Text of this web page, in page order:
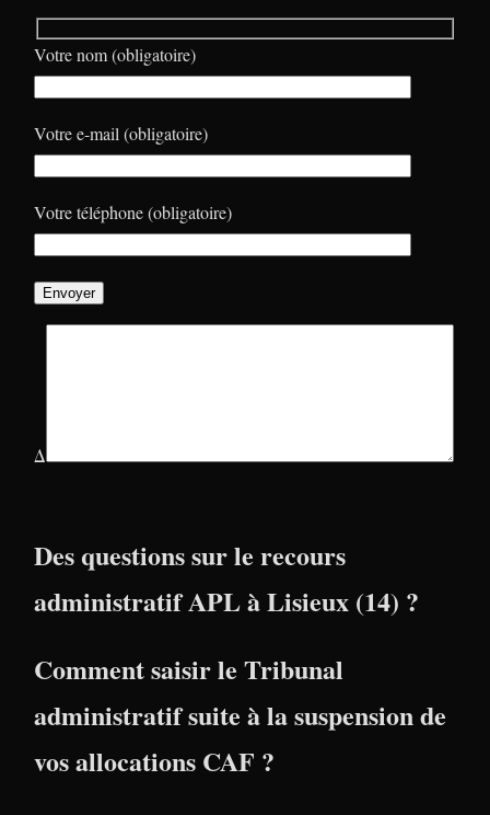
Votre nom (obligatoire)
Votre e-mail (obligatoire)
Votre téléphone (obligatoire)
Δ
Des questions sur le recours
administratif APL à Lisieux (14) ?
Comment saisir le Tribunal
administratif suite à la suspension de
vos allocations CAF ?